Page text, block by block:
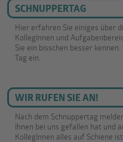
SCHNUPPERTAG
Hier erfahren Sie einiges über
KollegInnen und
Sie ein bisschen besser
Tag ein.
WIR RUFEN SIE AN!
Nach dem Schnuppertag
Ihnen bei uns gefallen hat und
KollegInnen alles auf Schiene